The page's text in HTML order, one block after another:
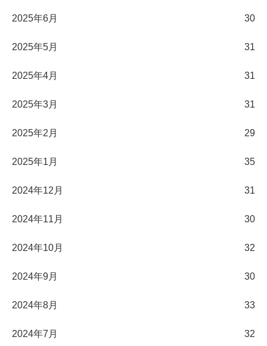
2025年6月 30
2025年5月 31
2025年4月 31
2025年3月 31
2025年2月 29
2025年1月 35
2024年12月 31
2024年11月 30
2024年10月 32
2024年9月 30
2024年8月 33
2024年7月 32